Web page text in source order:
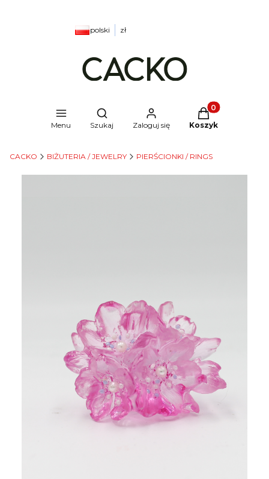
polski zł
Menu
Otwórz wyszukiwarkę
Szukaj Zaloguj się
Produkty w
Koszyk
CACKO BIŻUTERIA / JEWELRY PIERŚCIONKI / RINGS